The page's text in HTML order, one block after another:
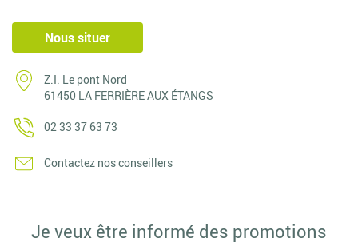
Nous situer
Z.I. Le pont Nord
61450 LA FERRIÈRE AUX ÉTANGS
02 33 37 63 73
Contactez nos conseillers
Je veux être informé des promotions